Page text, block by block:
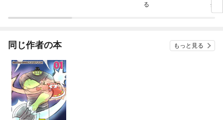
る
生
使
同じ作者の本 もっと見る